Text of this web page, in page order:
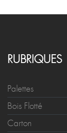
RUBRIQUES
Palettes
Bois Flotté
Carton